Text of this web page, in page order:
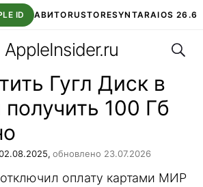
ID АВИТОRUSTORESYNTARAIOS 26.6
ЧАТ ROBLOXВТБ ОНЛАЙН
AppleInsider.ru
Гугл Диск в
100 Гб
обновлено 23.07.2026
оплату картами МИР